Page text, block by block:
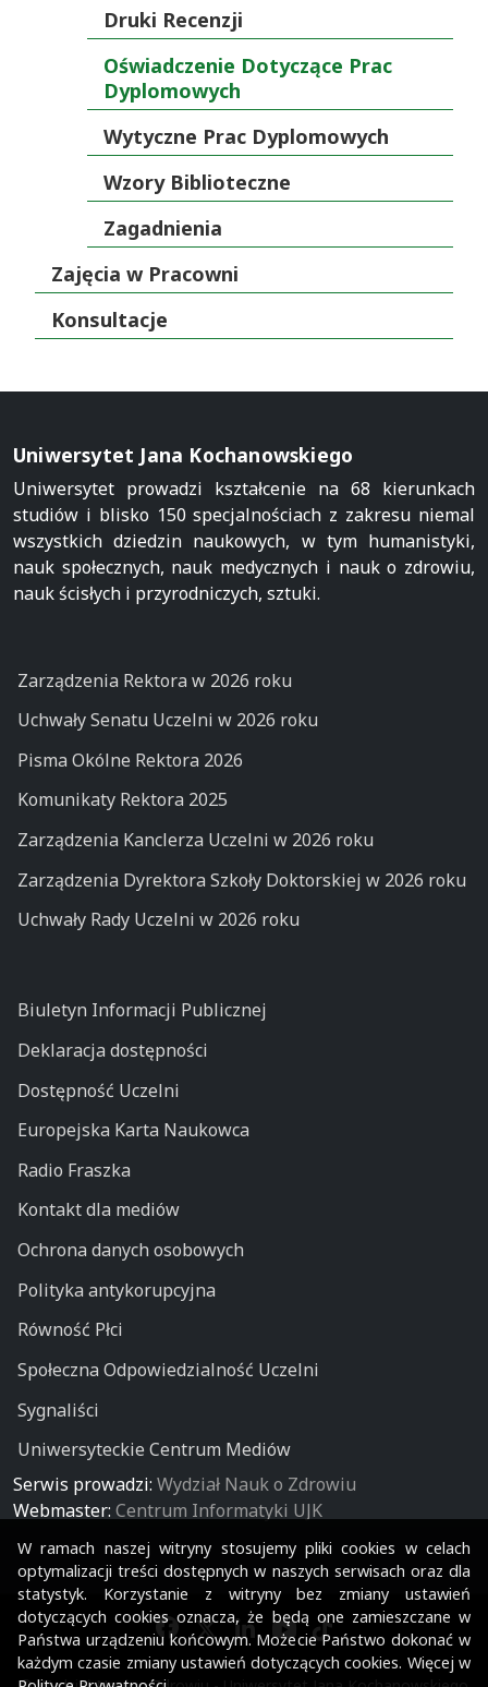
Druki Recenzji
Oświadczenie Dotyczące Prac
Dyplomowych
Wytyczne Prac Dyplomowych
Wzory Biblioteczne
Zagadnienia
Zajęcia w Pracowni
Konsultacje
Uniwersytet Jana Kochanowskiego
Uniwersytet prowadzi kształcenie na 68 kierunkach
studiów i blisko 150 specjalnościach z zakresu niemal
wszystkich dziedzin naukowych, w tym humanistyki,
nauk społecznych, nauk medycznych i nauk o zdrowiu,
nauk ścisłych i przyrodniczych, sztuki.
Zarządzenia Rektora w 2026 roku
Uchwały Senatu Uczelni w 2026 roku
Pisma Okólne Rektora 2026
Komunikaty Rektora 2025
Zarządzenia Kanclerza Uczelni w 2026 roku
Zarządzenia Dyrektora Szkoły Doktorskiej w 2026 roku
Uchwały Rady Uczelni w 2026 roku
Biuletyn Informacji Publicznej
Deklaracja dostępności
Dostępność Uczelni
Europejska Karta Naukowca
Radio Fraszka
Kontakt dla mediów
Ochrona danych osobowych
Polityka antykorupcyjna
Równość Płci
Społeczna Odpowiedzialność Uczelni
Sygnaliści
Uniwersyteckie Centrum Mediów
Serwis prowadzi: Wydział Nauk o Zdrowiu
Webmaster: Centrum Informatyki UJK
W ramach naszej witryny stosujemy pliki cookies w celach
optymalizacji treści dostępnych w naszych serwisach oraz dla
statystyk. Korzystanie z witryny bez zmiany ustawień
dotyczących cookies oznacza, że będą one zamieszczane w
Państwa urządzeniu końcowym. Możecie Państwo dokonać w
każdym czasie zmiany ustawień dotyczących cookies. Więcej w